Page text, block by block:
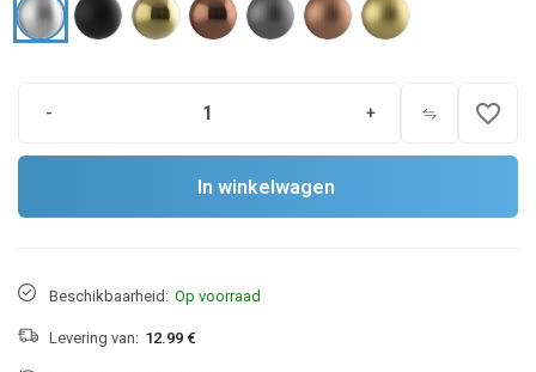
- + favorite_border
In winkelwagen
Beschikbaarheid: Op voorraad
Levering van: 12.99 €